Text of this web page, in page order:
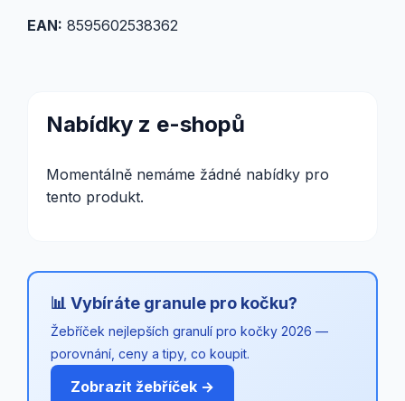
EAN: 8595602538362
Nabídky z e-shopů
Momentálně nemáme žádné nabídky pro
tento produkt.
📊 Vybíráte granule pro kočku?
Žebříček nejlepších granulí pro kočky 2026 —
porovnání, ceny a tipy, co koupit.
Zobrazit žebříček →